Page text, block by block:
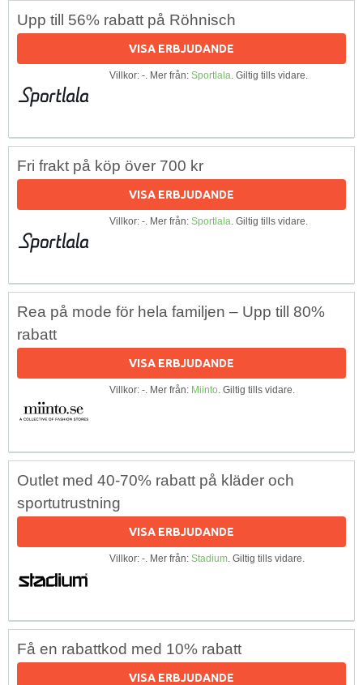
Upp till 56% rabatt på Röhnisch
VISA ERBJUDANDE
Villkor: -. Mer från: Sportlala. Giltig tills vidare.
Fri frakt på köp över 700 kr
VISA ERBJUDANDE
Villkor: -. Mer från: Sportlala. Giltig tills vidare.
Rea på mode för hela familjen – Upp till 80%
rabatt
VISA ERBJUDANDE
Villkor: -. Mer från: Miinto. Giltig tills vidare.
Outlet med 40-70% rabatt på kläder och
sportutrustning
VISA ERBJUDANDE
Villkor: -. Mer från: Stadium. Giltig tills vidare.
Få en rabattkod med 10% rabatt
VISA ERBJUDANDE